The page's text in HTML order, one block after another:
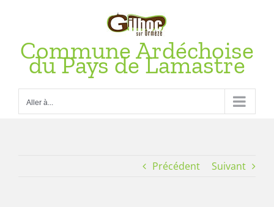
contenuCommune Ardéchoise
du Pays de Lamastre
Aller à...
Précédent Suivant